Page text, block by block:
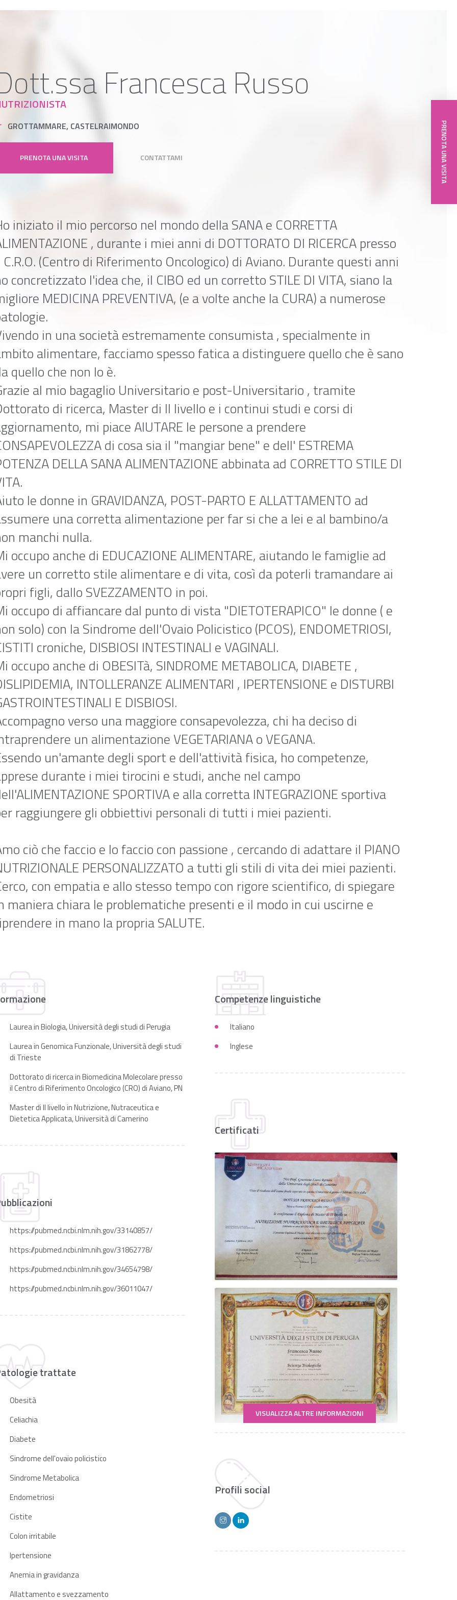
Francesca Russo
GROTTAMMARE, CASTELRAIMONDO
PRENOTA UNA VISITA CONTATTAMI
iniziato il mio percorso nel mondo della SANA e CORRETTA
, durante i miei anni di DOTTORATO DI RICERCA presso
(Centro di Riferimento Oncologico) di Aviano. Durante questi anni
concretizzato l'idea che, il CIBO ed un corretto STILE DI VITA, siano la
MEDICINA PREVENTIVA, (e a volte anche la CURA) a numerose
in una società estremamente consumista , specialmente in
alimentare, facciamo spesso fatica a distinguere quello che è sano
quello che non lo è.
al mio bagaglio Universitario e post-Universitario , tramite
di ricerca, Master di II livello e i continui studi e corsi di
mi piace AIUTARE le persone a prendere
di cosa sia il "mangiar bene" e dell' ESTREMA
DELLA SANA ALIMENTAZIONE abbinata ad CORRETTO STILE DI
le donne in GRAVIDANZA, POST-PARTO E ALLATTAMENTO ad
una corretta alimentazione per far si che a lei e al bambino/a
manchi nulla.
occupo anche di EDUCAZIONE ALIMENTARE, aiutando le famiglie ad
un corretto stile alimentare e di vita, così da poterli tramandare ai
figli, dallo SVEZZAMENTO in poi.
occupo di affiancare dal punto di vista "DIETOTERAPICO" le donne ( e
solo) con la Sindrome dell'Ovaio Policistico (PCOS), ENDOMETRIOSI,
croniche, DISBIOSI INTESTINALI e VAGINALI.
occupo anche di OBESITà, SINDROME METABOLICA, DIABETE ,
INTOLLERANZE ALIMENTARI , IPERTENSIONE e DISTURBI
E DISBIOSI.
verso una maggiore consapevolezza, chi ha deciso di
un alimentazione VEGETARIANA o VEGANA.
un'amante degli sport e dell'attività fisica, ho competenze,
durante i miei tirocini e studi, anche nel campo
SPORTIVA e alla corretta INTEGRAZIONE sportiva
raggiungere gli obbiettivi personali di tutti i miei pazienti.
ciò che faccio e lo faccio con passione , cercando di adattare il PIANO
PERSONALIZZATO a tutti gli stili di vita dei miei pazienti.
con empatia e allo stesso tempo con rigore scientifico, di spiegare
maniera chiara le problematiche presenti e il modo in cui uscirne e
in mano la propria SALUTE.
Laurea in Biologia, Università degli studi di Perugia
Laurea in Genomica Funzionale, Università degli studi
di Trieste
Dottorato di ricerca in Biomedicina Molecolare presso
il Centro di Riferimento Oncologico (CRO) di Aviano, PN
Master di II livello in Nutrizione, Nutraceutica e
Dietetica Applicata, Università di Camerino
Competenze linguistiche
Italiano
Inglese
Certificati
VISUALIZZA ALTRE INFORMAZIONI
https://pubmed.ncbi.nlm.nih.gov/33140857/
https://pubmed.ncbi.nlm.nih.gov/31862778/
https://pubmed.ncbi.nlm.nih.gov/34654798/
https://pubmed.ncbi.nlm.nih.gov/36011047/
trattate
Obesità
Celiachia
Diabete
Sindrome dell'ovaio policistico
Sindrome Metabolica
Endometriosi
Cistite
Colon irritabile
Ipertensione
Anemia in gravidanza
Allattamento e svezzamento
Profili social
PRENOTA UNA VISITA